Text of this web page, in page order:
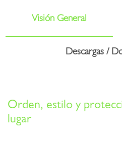
Visión General
Descargas /
Orden, estilo y
lugar